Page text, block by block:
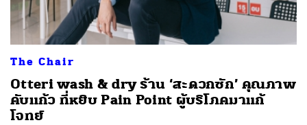
The Chair
Otteri wash & dry ร้าน ‘สะดวกซัก’ คุณภาพ
คับแก้ว ที่หยิบ Pain Point ผู้บริโภคมาแก้
โจทย์
SHARE TWEET LINE EMAIL